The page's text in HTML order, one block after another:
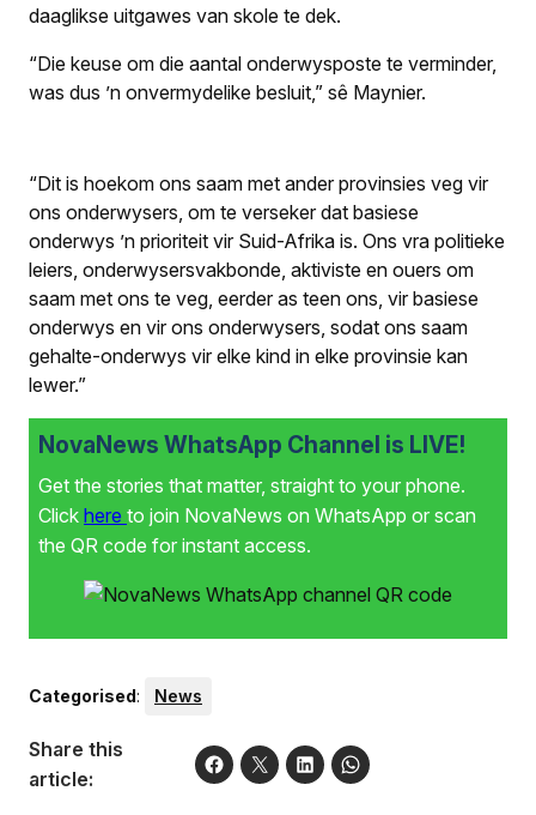
daaglikse uitgawes van skole te dek.
“Die keuse om die aantal onderwysposte te verminder,
was dus ’n onvermydelike besluit,” sê Maynier.
“Dit is hoekom ons saam met ander provinsies veg vir
ons onderwysers, om te verseker dat basiese
onderwys ’n prioriteit vir Suid-Afrika is. Ons vra politieke
leiers, onderwysersvakbonde, aktiviste en ouers om
saam met ons te veg, eerder as teen ons, vir basiese
onderwys en vir ons onderwysers, sodat ons saam
gehalte-onderwys vir elke kind in elke provinsie kan
lewer.”
NovaNews WhatsApp Channel is LIVE!
Get the stories that matter, straight to your phone.
Click here to join NovaNews on WhatsApp or scan
the QR code for instant access.
Categorised: News
Share this
article: